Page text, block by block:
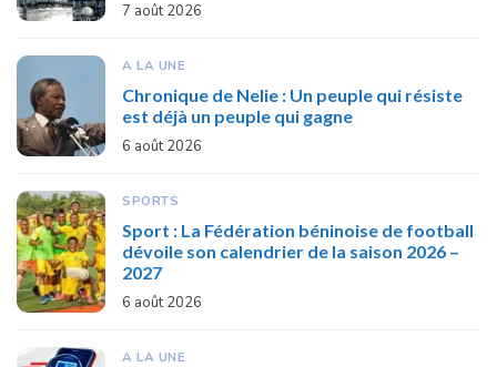
7 août 2026
A LA UNE
Chronique de Nelie : Un peuple qui résiste
est déjà un peuple qui gagne
6 août 2026
SPORTS
Sport : La Fédération béninoise de football
dévoile son calendrier de la saison 2026 –
2027
6 août 2026
A LA UNE